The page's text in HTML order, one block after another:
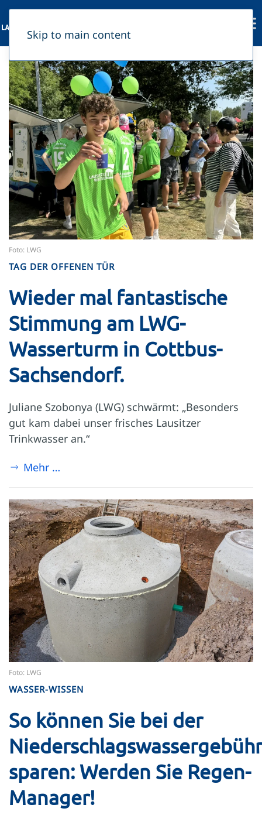
Skip to main content
Foto: LWG
TAG DER OFFENEN TÜR
Wieder mal fantastische
Stimmung am LWG-
Wasserturm in Cottbus-
Sachsendorf.
Juliane Szobonya (LWG) schwärmt: „Besonders
gut kam dabei unser frisches Lausitzer
Trinkwasser an.“
Mehr …
Foto: LWG
WASSER-WISSEN
So können Sie bei der
Niederschlagswassergebühr
sparen: Werden Sie Regen-
Manager!